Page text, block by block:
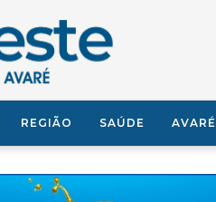
REGIÃO SAÚDE AVARÉ